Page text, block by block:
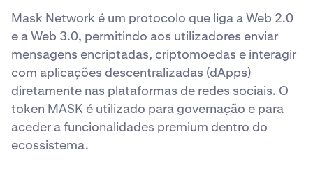
Mask Network é um protocolo que liga a Web 2.0
e a Web 3.0, permitindo aos utilizadores enviar
mensagens encriptadas, criptomoedas e interagir
com aplicações descentralizadas (dApps)
diretamente nas plataformas de redes sociais. O
token MASK é utilizado para governação e para
aceder a funcionalidades premium dentro do
ecossistema.